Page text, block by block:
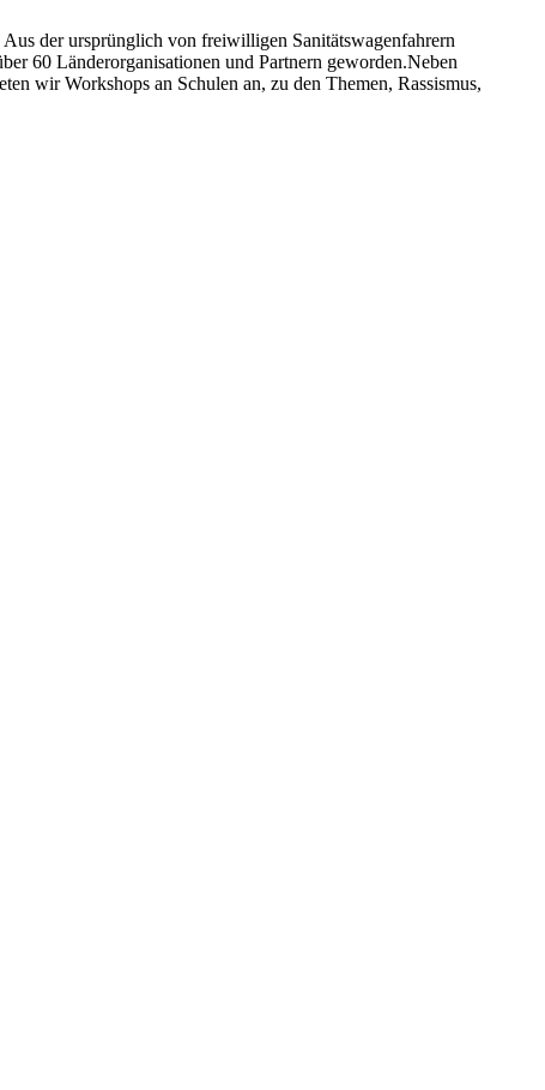
der ursprünglich von freiwilligen Sanitätswagenfahrern
60 Länderorganisationen und Partnern geworden.Neben
wir Workshops an Schulen an, zu den Themen, Rassismus,